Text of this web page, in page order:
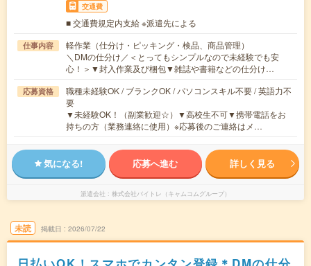
交通費
■ 交通費規定内支給 ※派遣先による
仕事内容
軽作業（仕分け・ピッキング・検品、商品管理）
＼DMの仕分け／＜とってもシンプルなので未経験でも安
心！＞▼封入作業及び梱包▼雑誌や書籍などの仕分け…
応募資格
職種未経験OK / ブランクOK / パソコンスキル不要 / 英語力不
要
▼未経験OK！（副業歓迎☆）▼高校生不可▼携帯電話をお
持ちの方（業務連絡に使用）※応募後のご連絡はメ…
気になる! 応募へ進む 詳しく見る
派遣会社 株式会社バイトレ（キャムコムグループ）
未読 掲載日 2026/07/22